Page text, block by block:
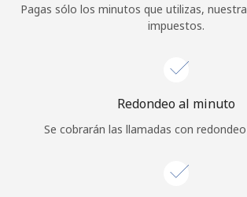
Iniciar Sesión
o
Continuar con
Pagas sólo los minutos que utilizas,
impuestos.
Redondeo al minuto
Se cobrarán las llamadas con